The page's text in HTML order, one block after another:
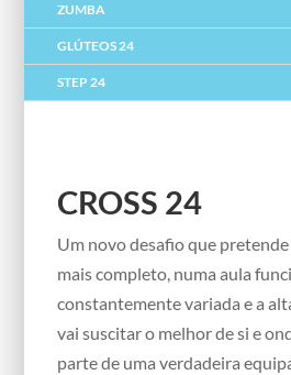
ZUMBA
GLÚTEOS 24
STEP 24
CROSS 24
Um novo desafio que
mais completo, numa aula
constantemente variada e a
vai suscitar o melhor de si e
parte de uma verdadeira